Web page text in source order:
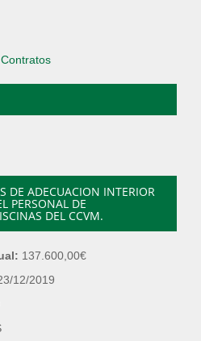
DE ADECUACION INTERIOR
PERSONAL DE
DEL CCVM.
137.600,00€
12/2019